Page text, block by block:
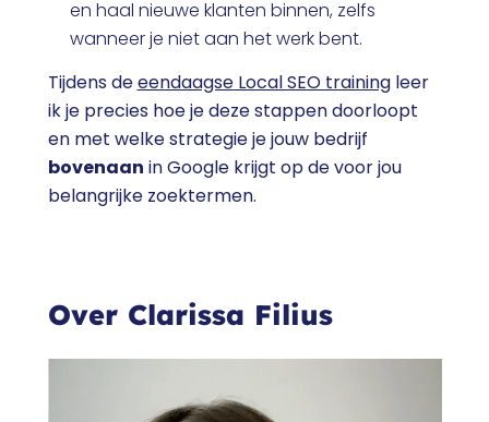
en haal nieuwe klanten binnen, zelfs
wanneer je niet aan het werk bent.
Tijdens deeendaagse Local SEO trainingleer
ik je precies hoe je deze stappen doorloopt
en met welke strategie je jouw bedrijf
bovenaan in Google krijgt op de voor jou
belangrijke zoektermen.
Over Clarissa Filius